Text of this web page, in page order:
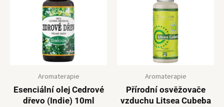
Aromaterapie
Esenciální olej Cedrové
dřevo (Indie) 10ml
Aromaterapie
Přírodní osvěžovače
vzduchu Litsea Cubeba